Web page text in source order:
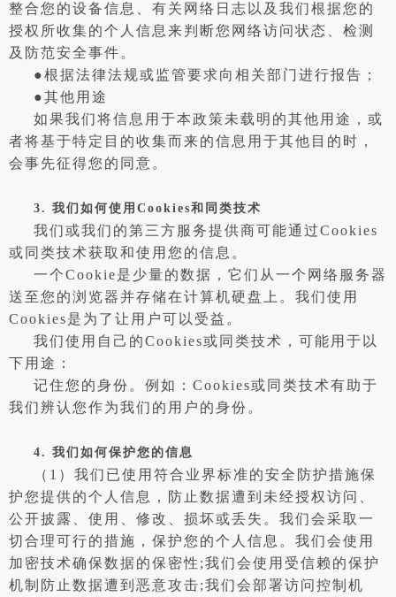
整合您的设备信息、有关网络日志以及我们根据您的
授权所收集的个人信息来判断您网络访问状态、检测
及防范安全事件。
●根据法律法规或监管要求向相关部门进行报告；
●其他用途
如果我们将信息用于本政策未载明的其他用途，或
者将基于特定目的收集而来的信息用于其他目的时，
会事先征得您的同意。
3. 我们如何使用Cookies和同类技术
我们或我们的第三方服务提供商可能通过Cookies
或同类技术获取和使用您的信息。
一个Cookie是少量的数据，它们从一个网络服务器
送至您的浏览器并存储在计算机硬盘上。我们使用
Cookies是为了让用户可以受益。
我们使用自己的Cookies或同类技术，可能用于以
下用途：
记住您的身份。例如：Cookies或同类技术有助于
我们辨认您作为我们的用户的身份。
4. 我们如何保护您的信息
（1）我们已使用符合业界标准的安全防护措施保
护您提供的个人信息，防止数据遭到未经授权访问、
公开披露、使用、修改、损坏或丢失。我们会采取一
切合理可行的措施，保护您的个人信息。我们会使用
加密技术确保数据的保密性;我们会使用受信赖的保护
机制防止数据遭到恶意攻击;我们会部署访问控制机